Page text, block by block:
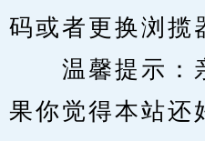
码或者更换浏揽
温馨提示：
果你觉得本站还